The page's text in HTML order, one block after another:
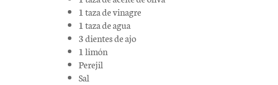
1 taza de vinagre
1 taza de agua
3 dientes de ajo
1 limón
Perejil
Sal